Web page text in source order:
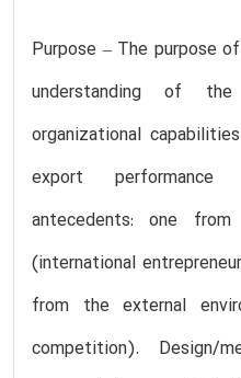
Purpose – The purpose
understanding of
organizational
export
antecedents: one
(international
from the external
competition). Design/